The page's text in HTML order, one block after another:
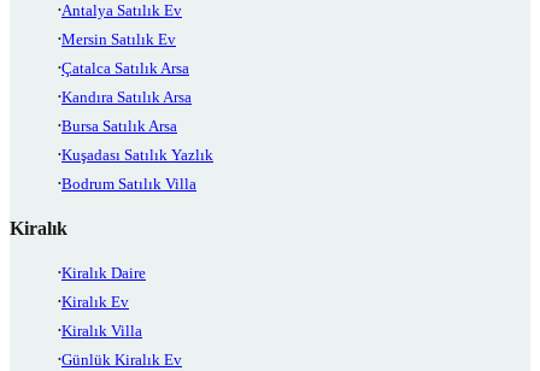
Antalya Satılık Ev
Mersin Satılık Ev
Çatalca Satılık Arsa
Kandıra Satılık Arsa
Bursa Satılık Arsa
Kuşadası Satılık Yazlık
Bodrum Satılık Villa
Kiralık
Kiralık Daire
Kiralık Ev
Kiralık Villa
Günlük Kiralık Ev